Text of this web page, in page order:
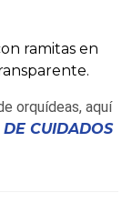
ramitas en
orquídeas, aquí
CUIDADOS